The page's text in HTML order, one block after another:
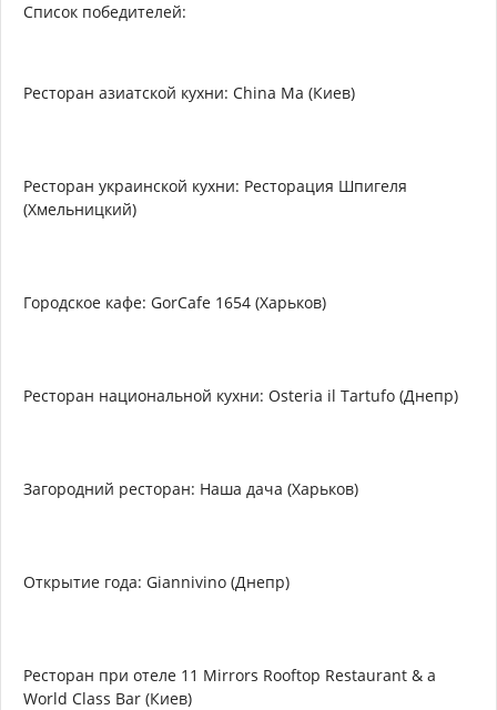
Список победителей:
Ресторан азиатской кухни: China Ma (Киев)
Ресторан украинской кухни: Ресторация Шпигеля
(Хмельницкий)
Городское кафе: GorCafe 1654 (Харьков)
Ресторан национальной кухни: Osteria il Tartufo (Днепр)
Загородний ресторан: Наша дача (Харьков)
Открытие года: Giannivino (Днепр)
Ресторан при отеле 11 Mirrors Rooftop Restaurant & a
World Class Bar (Киев)